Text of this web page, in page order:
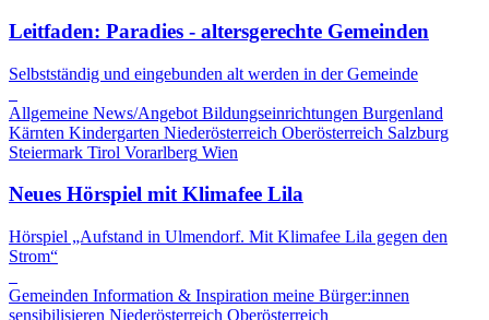
Leitfaden: Paradies - altersgerechte Gemeinden
Selbstständig und eingebunden alt werden in der Gemeinde
Allgemeine News/Angebot Bildungseinrichtungen Burgenland
Kärnten Kindergarten Niederösterreich Oberösterreich Salzburg
Steiermark Tirol Vorarlberg Wien
Neues Hörspiel mit Klimafee Lila
Hörspiel „Aufstand in Ulmendorf. Mit Klimafee Lila gegen den
Strom“
Gemeinden Information & Inspiration meine Bürger:innen
sensibilisieren Niederösterreich Oberösterreich